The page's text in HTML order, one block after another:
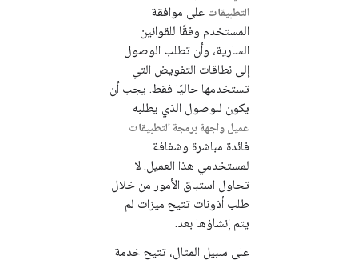
التطبيقات على موافقة
المستخدم وفقًا للقوانين
السارية، وأن تطلب الوصول
إلى نطاقات التفويض التي
تستخدمها حاليًا فقط. يجب أن
يكون للوصول الذي يطلبه
عميل واجهة برمجة التطبيقات
فائدة مباشرة وشفافة
لمستخدمي هذا العميل. لا
تحاول استباق الأمور من خلال
طلب أذونات تتيح ميزات لم
يتم إنشاؤها بعد.
على سبيل المثال، تتيح خدمة